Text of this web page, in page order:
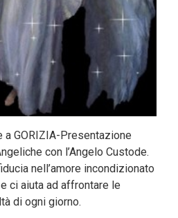
a GORIZIA-Presentazione
con l’Angelo Custode.
nell’amore incondizionato
ci aiuta ad affrontare le
di ogni giorno.